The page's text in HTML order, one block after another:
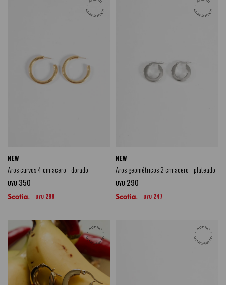
NEW
Aros curvos 4 cm acero - dorado
UYU 350
UYU 298
NEW
Aros geométricos 2 cm acero - plateado
UYU 290
UYU 247